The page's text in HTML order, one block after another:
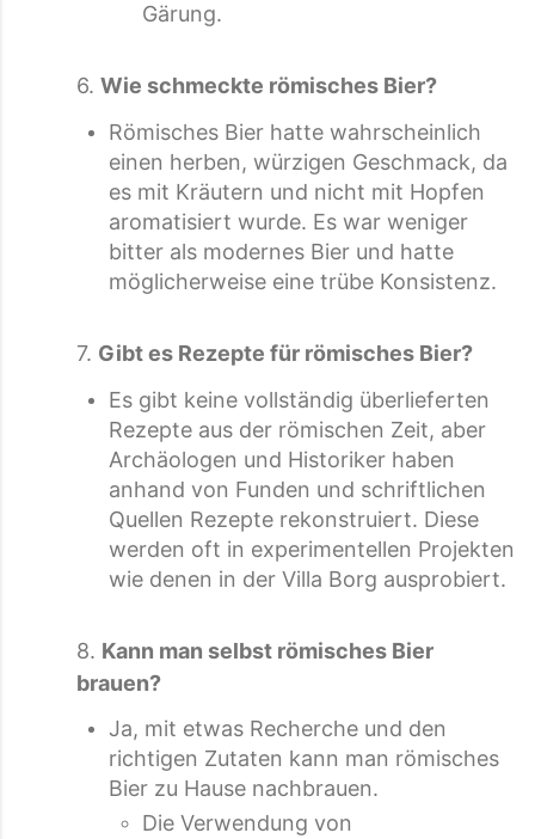
Gärung.
6. Wie schmeckte römisches Bier?
Römisches Bier hatte wahrscheinlich
einen herben, würzigen Geschmack, da
es mit Kräutern und nicht mit Hopfen
aromatisiert wurde. Es war weniger
bitter als modernes Bier und hatte
möglicherweise eine trübe Konsistenz.
7. Gibt es Rezepte für römisches Bier?
Es gibt keine vollständig überlieferten
Rezepte aus der römischen Zeit, aber
Archäologen und Historiker haben
anhand von Funden und schriftlichen
Quellen Rezepte rekonstruiert. Diese
werden oft in experimentellen Projekten
wie denen in der Villa Borg ausprobiert.
8. Kann man selbst römisches Bier
brauen?
Ja, mit etwas Recherche und den
richtigen Zutaten kann man römisches
Bier zu Hause nachbrauen.
Die Verwendung von